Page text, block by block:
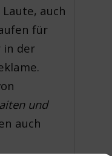
auch
für
in der
und
auch